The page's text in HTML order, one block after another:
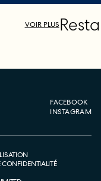
VOIR PLUS
FACEBOOK
INSTAGRAM